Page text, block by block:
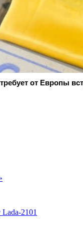
от Европы
2101